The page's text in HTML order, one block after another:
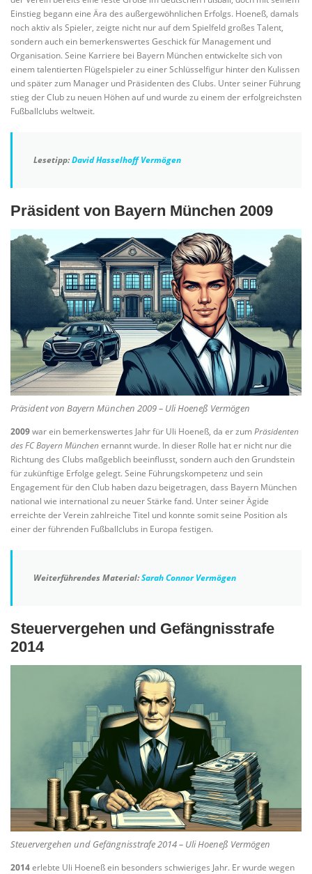
Einstieg begann eine Ära des außergewöhnlichen Erfolgs. Hoeneß, damals
noch aktiv als Spieler, zeigte nicht nur auf dem Spielfeld großes Talent,
sondern auch ein bemerkenswertes Geschick für Management und
Organisation. Seine Karriere bei Bayern München entwickelte sich von
einem talentierten Flügelspieler zu einer Schlüsselfigur hinter den Kulissen
und später zum Manager und Präsidenten des Clubs. Unter seiner Führung
stieg der Club zu neuen Höhen auf und wurde zu einem der erfolgreichsten
Fußballclubs weltweit.
Lesetipp:David Hasselhoff Vermögen
Präsident von Bayern München 2009
Präsident von Bayern München 2009 – Uli Hoeneß Vermögen
2009war ein bemerkenswertes Jahr für Uli Hoeneß, da er zumPräsidenten
des FC Bayern Münchenernannt wurde. In dieser Rolle hat er nicht nur die
Richtung des Clubs maßgeblich beeinflusst, sondern auch den Grundstein
für zukünftige Erfolge gelegt. Seine Führungskompetenz und sein
Engagement für den Club haben dazu beigetragen, dass Bayern München
national wie international zu neuer Stärke fand. Unter seiner Ägide
erreichte der Verein zahlreiche Titel und konnte somit seine Position als
einer der führenden Fußballclubs in Europa festigen.
Weiterführendes Material:Sarah Connor Vermögen
Steuervergehen und Gefängnisstrafe
2014
Steuervergehen und Gefängnisstrafe 2014 – Uli Hoeneß Vermögen
2014erlebte Uli Hoeneß ein besonders schwieriges Jahr. Er wurde wegen